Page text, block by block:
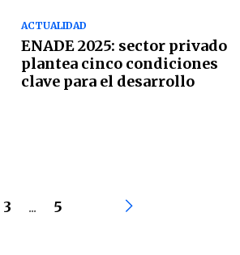
ACTUALIDAD
ENADE 2025: sector privado
plantea cinco condiciones
clave para el desarrollo
3 ... 5